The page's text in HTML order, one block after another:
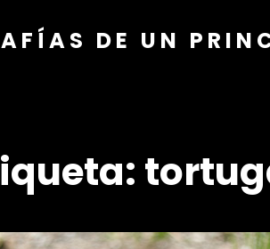
DE UN